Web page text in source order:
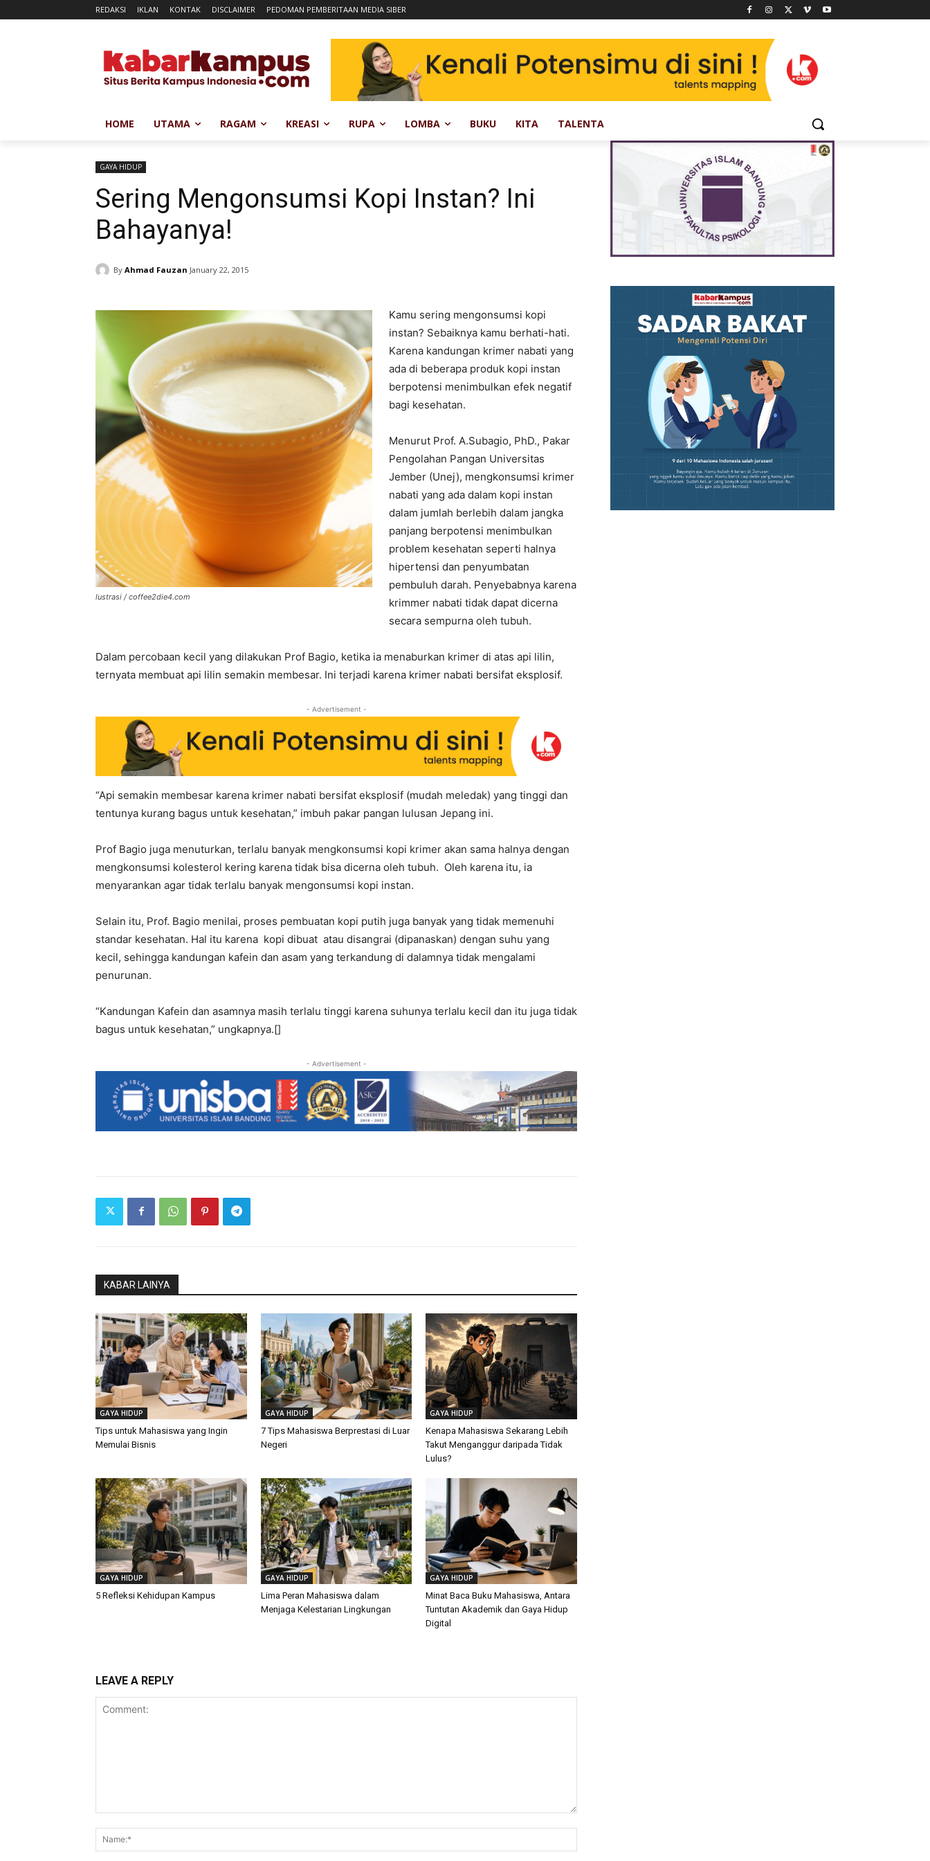
REDAKSI IKLAN KONTAK DISCLAIMER PEDOMAN PEMBERITAAN MEDIA SIBER
HOME UTAMA RAGAM KREASI RUPA LOMBA BUKU KITA TALENTA
GAYA HIDUP
Sering Mengonsumsi Kopi Instan? Ini
Bahayanya!
By Ahmad Fauzan January 22, 2015
lustrasi / coffee2die4.com
Kamu sering mengonsumsi kopi
instan? Sebaiknya kamu berhati-hati.
Karena kandungan krimer nabati yang
ada di beberapa produk kopi instan
berpotensi menimbulkan efek negatif
bagi kesehatan.
Menurut Prof. A.Subagio, PhD., Pakar
Pengolahan Pangan Universitas
Jember (Unej), mengkonsumsi krimer
nabati yang ada dalam kopi instan
dalam jumlah berlebih dalam jangka
panjang berpotensi menimbulkan
problem kesehatan seperti halnya
hipertensi dan penyumbatan
pembuluh darah. Penyebabnya karena
krimmer nabati tidak dapat dicerna
secara sempurna oleh tubuh.
Dalam percobaan kecil yang dilakukan Prof Bagio, ketika ia menaburkan krimer di atas api lilin,
ternyata membuat api lilin semakin membesar. Ini terjadi karena krimer nabati bersifat eksplosif.
- Advertisement -
“Api semakin membesar karena krimer nabati bersifat eksplosif (mudah meledak) yang tinggi dan
tentunya kurang bagus untuk kesehatan,” imbuh pakar pangan lulusan Jepang ini.
Prof Bagio juga menuturkan, terlalu banyak mengkonsumsi kopi krimer akan sama halnya dengan
mengkonsumsi kolesterol kering karena tidak bisa dicerna oleh tubuh. Oleh karena itu, ia
menyarankan agar tidak terlalu banyak mengonsumsi kopi instan.
Selain itu, Prof. Bagio menilai, proses pembuatan kopi putih juga banyak yang tidak memenuhi
standar kesehatan. Hal itu karena kopi dibuat atau disangrai (dipanaskan) dengan suhu yang
kecil, sehingga kandungan kafein dan asam yang terkandung di dalamnya tidak mengalami
penurunan.
“Kandungan Kafein dan asamnya masih terlalu tinggi karena suhunya terlalu kecil dan itu juga tidak
bagus untuk kesehatan,” ungkapnya.[]
- Advertisement -
KABAR LAINYA
GAYA HIDUP
Tips untuk Mahasiswa yang Ingin
Memulai Bisnis
GAYA HIDUP
7 Tips Mahasiswa Berprestasi di Luar
Negeri
GAYA HIDUP
Kenapa Mahasiswa Sekarang Lebih
Takut Menganggur daripada Tidak
Lulus?
GAYA HIDUP
5 Refleksi Kehidupan Kampus
GAYA HIDUP
Lima Peran Mahasiswa dalam
Menjaga Kelestarian Lingkungan
GAYA HIDUP
Minat Baca Buku Mahasiswa, Antara
Tuntutan Akademik dan Gaya Hidup
Digital
LEAVE A REPLY